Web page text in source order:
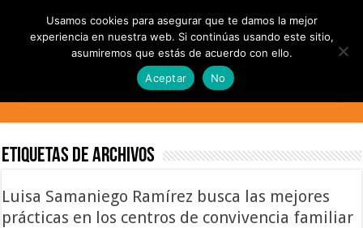
Etiquetas de Archivos
Luisa Samaniego Ramírez busca las mejores
prácticas en los centros de convivencia familiar
Usamos cookies para asegurar que te damos la mejor
experiencia en nuestra web. Si continúas usando este sitio,
asumiremos que estás de acuerdo con ello.
Aceptar
No